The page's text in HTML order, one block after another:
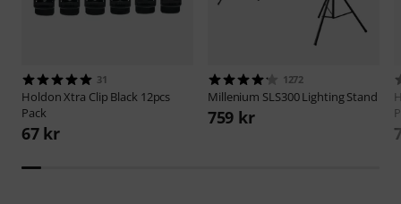
31
HoldonXtra Clip Black 12pcs
Pack
67 kr
1272
Millenium SLS300 Lighting Stand
759 kr